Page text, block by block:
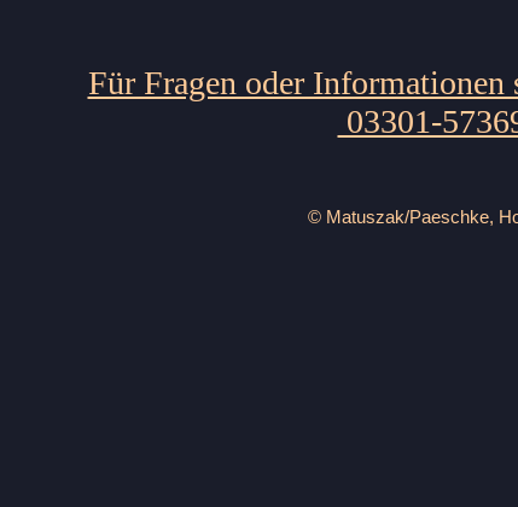
Für Fragen oder Informationen
03301-
© Matuszak/Paeschke,